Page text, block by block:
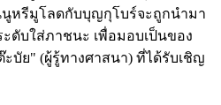
หรีมูโลดกับบุญกุโบร์จะถูกนำมา
ดับใส่ภาชนะ เพื่อมอบเป็นของ
บัย" (ผู้รู้ทางศาสนา) ที่ได้รับเชิญ